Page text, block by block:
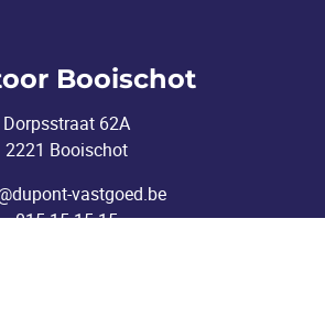
Booischot
Dorpsstraat 62A
2221 Booischot
vastgoed.be
015 15 15 15